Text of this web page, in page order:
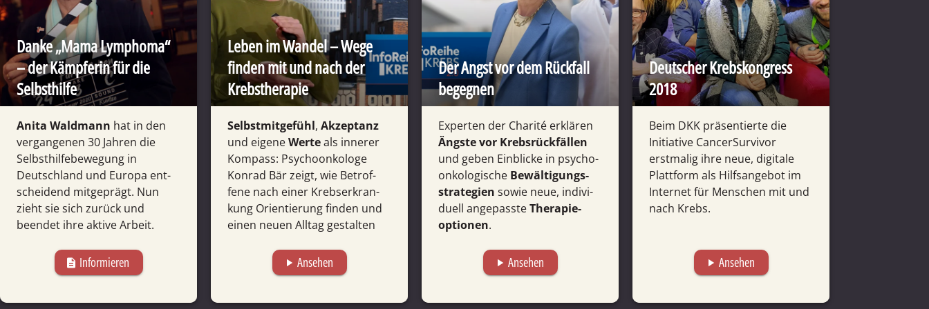
Danke „Mama Lym­pho­ma“
– der Kämpferin für die
Selbst­hilfe
Anita Wald­mann hat in den
vergang­enen 30 Jahren die
Selbst­hilfe­bewegung in
Deutsch­land und Europa ent­
schei­dend mit­geprägt. Nun
zieht sie sich zurück und
beendet ihre aktive Arbeit.
description Informieren
Leben im Wandel – Wege
finden mit und nach der
Krebs­therapie
Selbst­­mitge­fühl, Akzep­tanz
und eigeneWerteals innerer
Kom­pass: Psycho­­onko­loge
Konrad Bär zeigt, wie Betrof­
fene nach einer Krebs­­erkran­
kung Orien­­tierung finden und
einen neuen All­tag gestal­ten
play_arrow Ansehen
Der Angst vor dem Rückfall
begegnen
Experten der Charité erklären
Ängste vor Krebs­rück­fällen
und geben Ein­blicke in psycho­
onko­logi­sche Bewäl­tigungs­
strate­gien sowie neue, indivi­
duell ange­passteTherapie­
optionen.
play_arrow Ansehen
Deutscher Krebs­kongress
2018
Beim DKK präsentierte die
Initiative CancerSurvivor
erstmalig ihre neue, digitale
Plattform als Hilfsangebot im
Internet für Menschen mit und
nach Krebs.
play_arrow Ansehen